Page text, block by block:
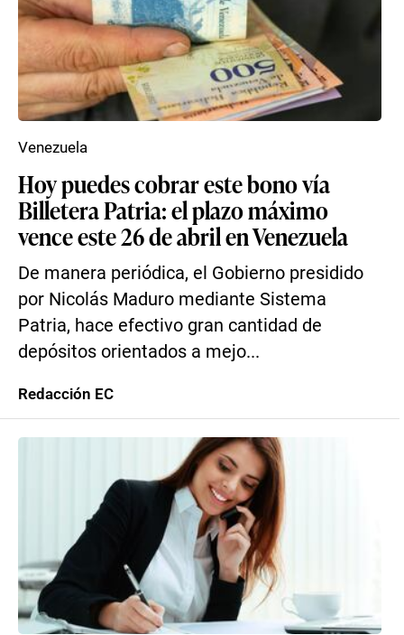
Hoy puedes cobrar este bono vía
Billetera Patria: el plazo máximo
vence este 26 de abril en Venezuela
De manera periódica, el Gobierno presidido
por Nicolás Maduro mediante Sistema
Patria, hace efectivo gran cantidad de
depósitos orientados a mejo...
Venezuela
Redacción EC